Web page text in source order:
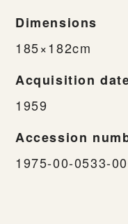
Dimensions
185×182cm
Acquisition
1959
Accession
1975-00-0533-